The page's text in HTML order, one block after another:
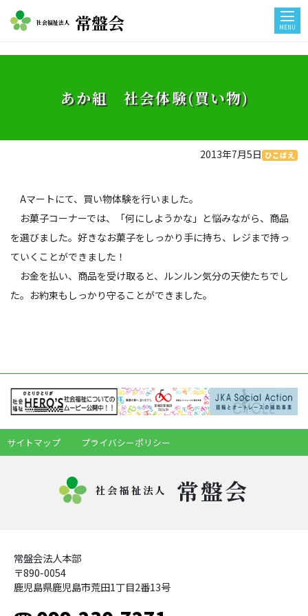
社会福祉法人 常盤会 MENU
あか組 社会体験(買い物)
2013年7月5日 ひこばえ
Aマートにて、買い物体験を行いました。
お菓子コーナーでは、「何にしようかな」と悩みながら、商品
を選びました。好きなお菓子をしっかり手に持ち、レジまで持っ
ていくことができました！
お金を払い、商品を受け取ると、ルンルン気分の天使たちでし
た。お約束もしっかり守ることができました。
サイトマップ プライバシーポリシー
社会福祉法人 常盤会
常盤会法人本部
〒890-0054
鹿児島県鹿児島市荒田1丁目2番13号